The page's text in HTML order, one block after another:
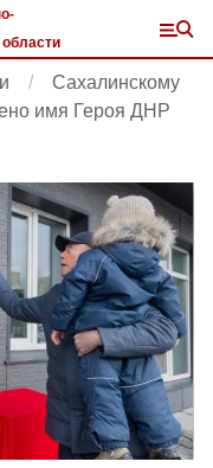
Сахалинскому
имя Героя ДНР